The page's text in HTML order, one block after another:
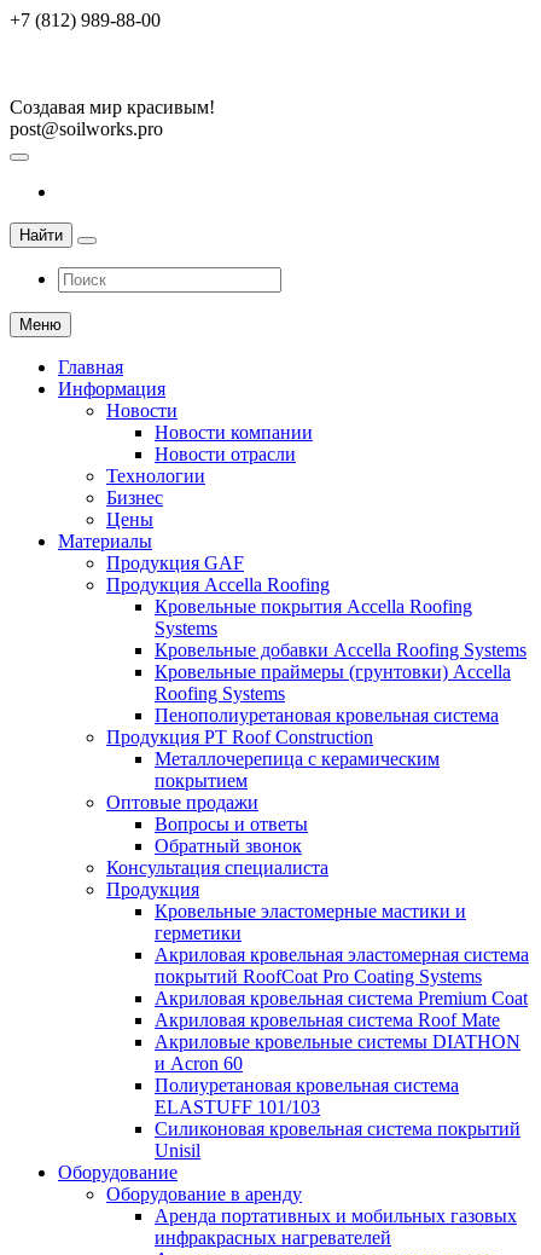
+7 (812) 989-88-00
Создавая мир красивым!
post@soilworks.pro
Найти
Меню
Главная
Информация
Новости
Новости компании
Новости отрасли
Технологии
Бизнес
Цены
Материалы
Продукция GAF
Продукция Accella Roofing
Кровельные покрытия Accella Roofing
Systems
Кровельные добавки Accella Roofing Systems
Кровельные праймеры (грунтовки) Accella
Roofing Systems
Пенополиуретановая кровельная система
Продукция PT Roof Construction
Металлочерепица с керамическим
покрытием
Оптовые продажи
Вопросы и ответы
Обратный звонок
Консультация специалиста
Продукция
Кровельные эластомерные мастики и
герметики
Акриловая кровельная эластомерная система
покрытий RoofCoat Pro Coating Systems
Акриловая кровельная система Premium Coat
Акриловая кровельная система Roof Mate
Акриловые кровельные системы DIATHON
и Acron 60
Полиуретановая кровельная система
ELASTUFF 101/103
Силиконовая кровельная система покрытий
Unisil
Оборудование
Оборудование в аренду
Аренда портативных и мобильных газовых
инфракрасных нагревателей